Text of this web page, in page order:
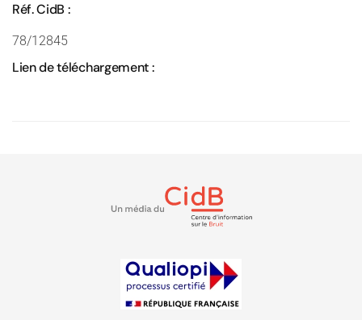
Réf. CidB :
78/12845
Lien de téléchargement :